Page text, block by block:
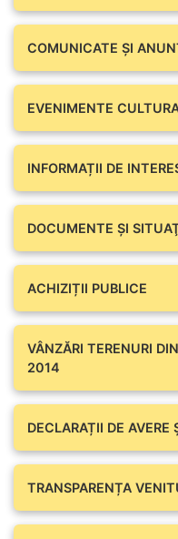
COMUNICATE ŞI
EVENIMENTE
INFORMAȚII DE
DOCUMENTE ŞI
ACHIZIȚII PUBLICE
VÂNZĂRI TERENURI
2014
DECLARAȚII DE AVERE
TRANSPARENȚA